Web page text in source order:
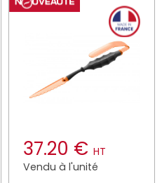
37.20 € HT
Vendu à l'unité